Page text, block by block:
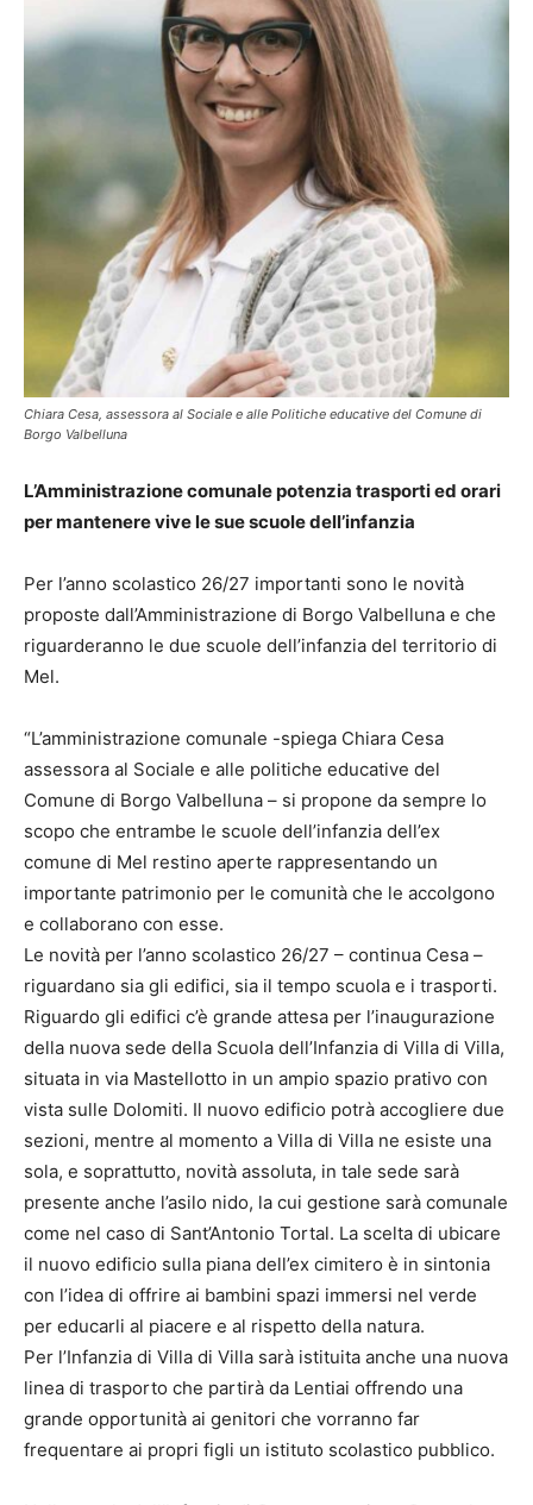
Chiara Cesa, assessora al Sociale e alle Politiche educative del Comune di
Borgo Valbelluna
L’Amministrazione comunale potenzia trasporti ed orari
per mantenere vive le sue scuole dell’infanzia
Per l’anno scolastico 26/27 importanti sono le novità
proposte dall’Amministrazione di Borgo Valbelluna e che
riguarderanno le due scuole dell’infanzia del territorio di
Mel.
“L’amministrazione comunale -spiega Chiara Cesa
assessora al Sociale e alle politiche educative del
Comune di Borgo Valbelluna – si propone da sempre lo
scopo che entrambe le scuole dell’infanzia dell’ex
comune di Mel restino aperte rappresentando un
importante patrimonio per le comunità che le accolgono
e collaborano con esse.
Le novità per l’anno scolastico 26/27 – continua Cesa –
riguardano sia gli edifici, sia il tempo scuola e i trasporti.
Riguardo gli edifici c’è grande attesa per l’inaugurazione
della nuova sede della Scuola dell’Infanzia di Villa di Villa,
situata in via Mastellotto in un ampio spazio prativo con
vista sulle Dolomiti. Il nuovo edificio potrà accogliere due
sezioni, mentre al momento a Villa di Villa ne esiste una
sola, e soprattutto, novità assoluta, in tale sede sarà
presente anche l’asilo nido, la cui gestione sarà comunale
come nel caso di Sant’Antonio Tortal. La scelta di ubicare
il nuovo edificio sulla piana dell’ex cimitero è in sintonia
con l’idea di offrire ai bambini spazi immersi nel verde
per educarli al piacere e al rispetto della natura.
Per l’Infanzia di Villa di Villa sarà istituita anche una nuova
linea di trasporto che partirà da Lentiai offrendo una
grande opportunità ai genitori che vorranno far
frequentare ai propri figli un istituto scolastico pubblico.